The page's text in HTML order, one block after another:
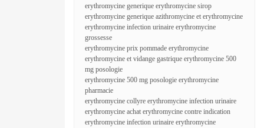
erythromycine generique erythromycine sirop
erythromycine generique azithromycine et erythromycine
erythromycine infection urinaire erythromycine
grossesse
erythromycine prix pommade erythromycine
erythromycine et vidange gastrique erythromycine 500
mg posologie
erythromycine 500 mg posologie erythromycine
pharmacie
erythromycine collyre erythromycine infection urinaire
erythromycine achat erythromycine contre indication
erythromycine infection urinaire erythromycine